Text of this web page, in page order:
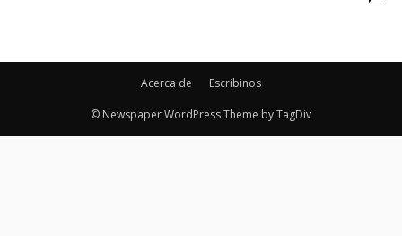
Acerca de Escribinos
© Newspaper WordPress Theme by TagDiv